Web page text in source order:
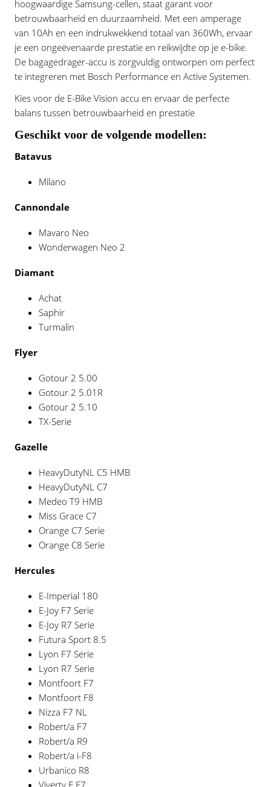
hoogwaardige Samsung-cellen, staat garant voor
betrouwbaarheid en duurzaamheid. Met een amperage
van 10Ah en een indrukwekkend totaal van 360Wh, ervaar
je een ongeëvenaarde prestatie en reikwijdte op je e-bike.
De bagagedrager-accu is zorgvuldig ontworpen om perfect
te integreren met Bosch Performance en Active Systemen.
Kies voor de E-Bike Vision accu en ervaar de perfecte
balans tussen betrouwbaarheid en prestatie
Geschikt voor de volgende modellen:
Batavus
Milano
Cannondale
Mavaro Neo
Wonderwagen Neo 2
Diamant
Achat
Saphir
Turmalin
Flyer
Gotour 2 5.00
Gotour 2 5.01R
Gotour 2 5.10
TX-Serie
Gazelle
HeavyDutyNL C5 HMB
HeavyDutyNL C7
Medeo T9 HMB
Miss Grace C7
Orange C7 Serie
Orange C8 Serie
Hercules
E-Imperial 180
E-Joy F7 Serie
E-Joy R7 Serie
Futura Sport 8.5
Lyon F7 Serie
Lyon R7 Serie
Montfoort F7
Montfoort F8
Nizza F7 NL
Robert/a F7
Robert/a R9
Robert/a i-F8
Urbanico R8
Viverty E F7